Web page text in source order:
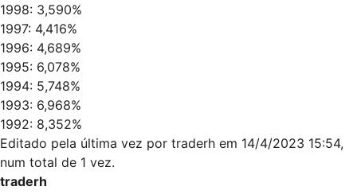
1998: 3,590%
1997: 4,416%
1996: 4,689%
1995: 6,078%
1994: 5,748%
1993: 6,968%
1992: 8,352%
Editado pela última vez por traderh em 14/4/2023 15:54,
num total de 1 vez.
traderh